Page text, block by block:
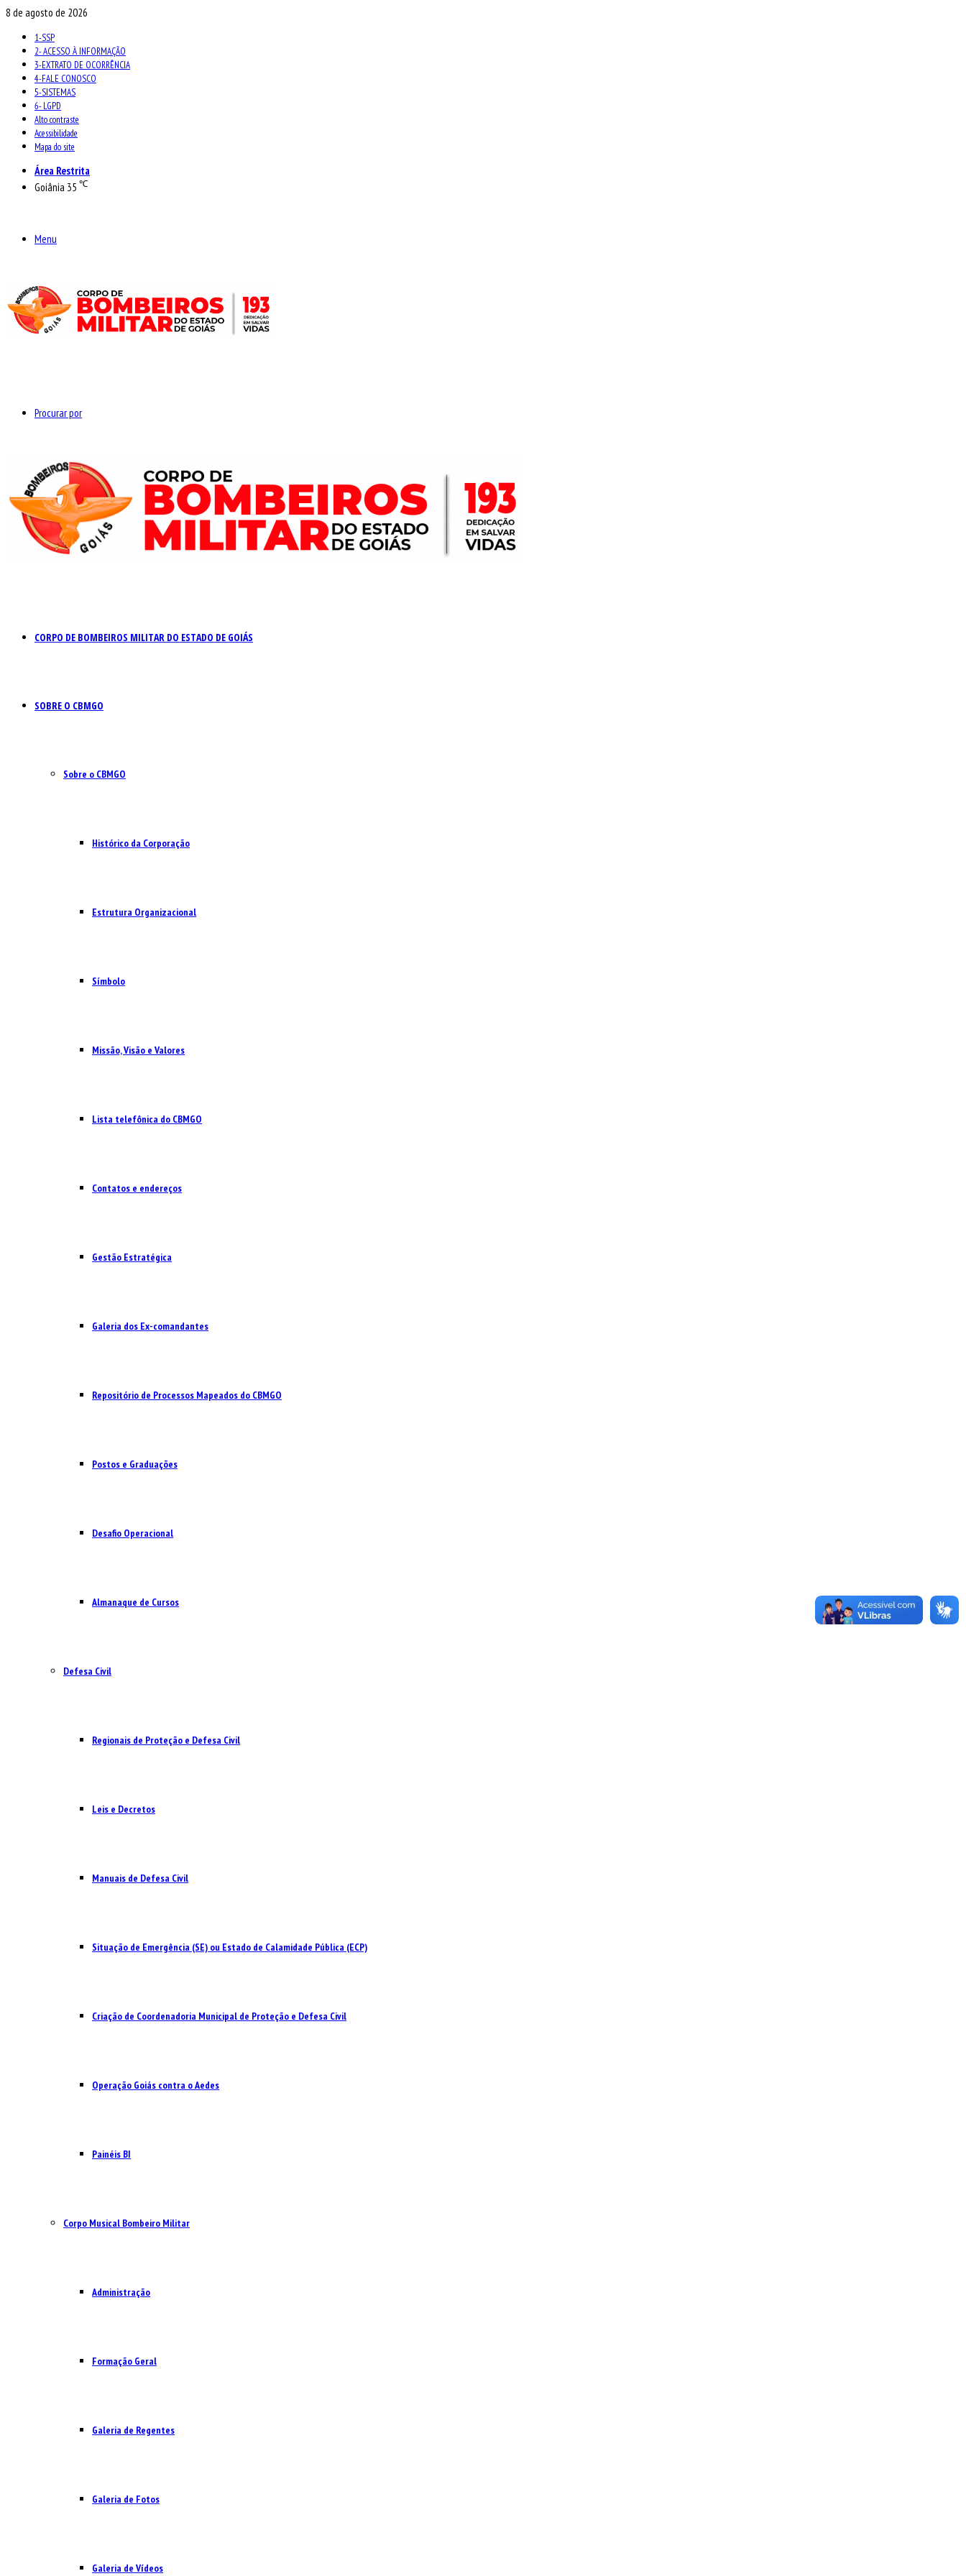
8 de agosto de 2026
1-SSP
2- ACESSO À INFORMAÇÃO
3-EXTRATO DE OCORRÊNCIA
4-FALE CONOSCO
5-SISTEMAS
6- LGPD
Alto contraste
Acessibilidade
Mapa do site
Área Restrita
Goiânia 35 ℃
Menu
Procurar por
CORPO DE BOMBEIROS MILITAR DO ESTADO DE GOIÁS
SOBRE O CBMGO
Sobre o CBMGO
Histórico da Corporação
Estrutura Organizacional
Símbolo
Missão, Visão e Valores
Lista telefônica do CBMGO
Contatos e endereços
Gestão Estratégica
Galeria dos Ex-comandantes
Repositório de Processos Mapeados do CBMGO
Postos e Graduações
Desafio Operacional
Almanaque de Cursos
Defesa Civil
Regionais de Proteção e Defesa Civil
Leis e Decretos
Manuais de Defesa Civil
Situação de Emergência (SE) ou Estado de Calamidade Pública (ECP)
Criação de Coordenadoria Municipal de Proteção e Defesa Civil
Operação Goiás contra o Aedes
Painéis BI
Corpo Musical Bombeiro Militar
Administração
Formação Geral
Galeria de Regentes
Galeria de Fotos
Galeria de Vídeos